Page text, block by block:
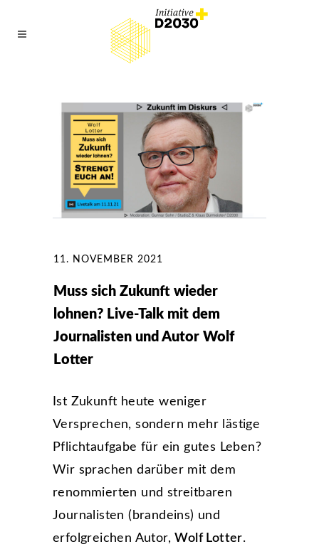
11. NOVEMBER 2021
Muss sich Zukunft wieder
lohnen? Live-Talk mit dem
Journalisten und Autor Wolf
Lotter
Ist Zukunft heute weniger
Versprechen, sondern mehr lästige
Pflichtaufgabe für ein gutes Leben?
Wir sprachen darüber mit dem
renommierten und streitbaren
Journalisten (brandeins) und
erfolgreichen Autor,Wolf Lotter.